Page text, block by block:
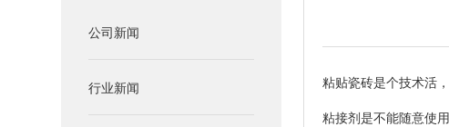
公司新闻
行业新闻 粘贴瓷砖是个技术活
粘接剂是不能随意使